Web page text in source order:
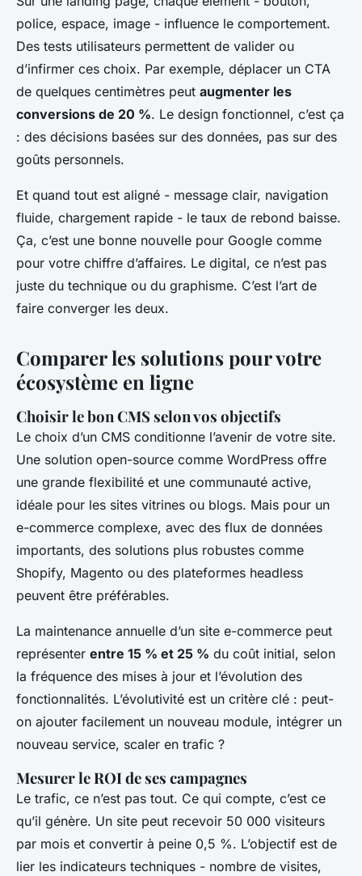
police, espace, image - influence le comportement.
Des tests utilisateurs permettent de valider ou
d’infirmer ces choix. Par exemple, déplacer un CTA
de quelques centimètres peut augmenter les
conversions de 20 %. Le design fonctionnel, c’est ça
: des décisions basées sur des données, pas sur des
goûts personnels.
Et quand tout est aligné - message clair, navigation
fluide, chargement rapide - le taux de rebond baisse.
Ça, c’est une bonne nouvelle pour Google comme
pour votre chiffre d’affaires. Le digital, ce n’est pas
juste du technique ou du graphisme. C’est l’art de
faire converger les deux.
Comparer les solutions pour votre
écosystème en ligne
Choisir le bon CMS selon vos objectifs
Le choix d’un CMS conditionne l’avenir de votre site.
Une solution open-source comme WordPress offre
une grande flexibilité et une communauté active,
idéale pour les sites vitrines ou blogs. Mais pour un
e-commerce complexe, avec des flux de données
importants, des solutions plus robustes comme
Shopify, Magento ou des plateformes headless
peuvent être préférables.
La maintenance annuelle d’un site e-commerce peut
représenter entre 15 % et 25 % du coût initial, selon
la fréquence des mises à jour et l’évolution des
fonctionnalités. L’évolutivité est un critère clé : peut-
on ajouter facilement un nouveau module, intégrer un
nouveau service, scaler en trafic ?
Mesurer le ROI de ses campagnes
Le trafic, ce n’est pas tout. Ce qui compte, c’est ce
qu’il génère. Un site peut recevoir 50 000 visiteurs
par mois et convertir à peine 0,5 %. L’objectif est de
lier les indicateurs techniques - nombre de visites,